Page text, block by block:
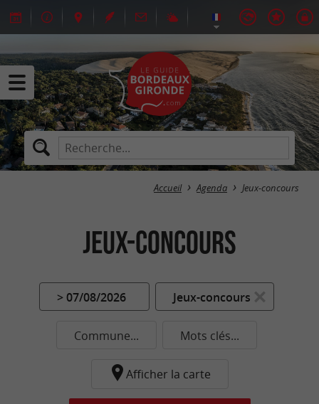
Accueil Agenda Jeux-concours
Jeux-concours
> 07/08/2026 Jeux-concours
Commune... Mots clés...
Afficher la carte